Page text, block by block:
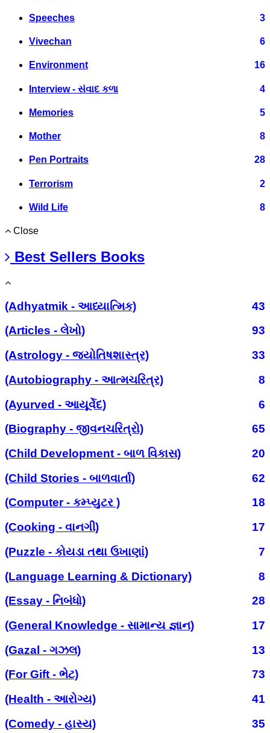
Speeches 3
Vivechan 6
Environment 16
Interview - સંવાદ કળા 4
Memories 5
Mother 8
Pen Portraits 28
Terrorism 2
Wild Life 8
Close
Best Sellers Books
(Adhyatmik - આધ્યાત્મિક)
43
(Articles - લેખો)
93
(Astrology - જ્યોતિષશાસ્ત્ર)
33
(Autobiography - આત્મચરિત્ર)
8
(Ayurved - આયૂર્વેદ)
6
(Biography - જીવનચરિત્રો)
65
(Child Development - બાળ વિકાસ)
20
(Child Stories - બાળવાર્તા)
62
(Computer - કમ્પ્યુટર )
18
(Cooking - વાનગી)
17
(Puzzle - કોયડા તથા ઉખાણાં)
7
(Language Learning & Dictionary)
8
(Essay - નિબંધો)
28
(General Knowledge - સામાન્ય જ્ઞાન)
17
(Gazal - ગઝલ)
13
(For Gift - ભેટ)
73
(Health - આરોગ્ય)
41
(Comedy - હાસ્ય)
35